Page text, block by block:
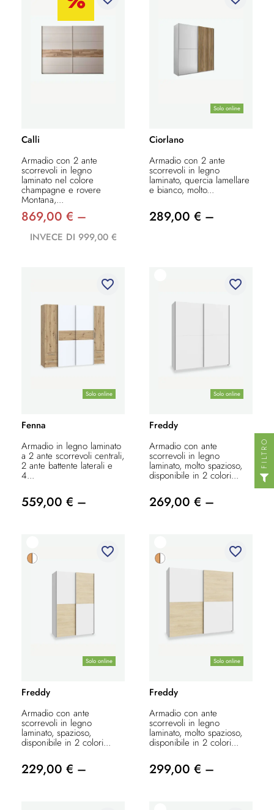
Calli
Armadio con 2 ante
scorrevoli in legno
laminato nel colore
champagne e rovere
Montana,...
869,00 € –
INVECE DI 999,00 €
Solo online
Ciorlano
Armadio con 2 ante
scorrevoli in legno
laminato, quercia lamellare
e bianco, molto...
289,00 € –
Solo online
favorite_border
Fenna
Armadio in legno laminato
a 2 ante scorrevoli centrali,
2 ante battente laterali e
4...
559,00 € –
Solo online
favorite_border
Freddy
Armadio con ante
scorrevoli in legno
laminato, molto spazioso,
disponibile in 2 colori...
269,00 € –
Solo online
favorite_border
Freddy
Armadio con ante
scorrevoli in legno
laminato, spazioso,
disponibile in 2 colori...
229,00 € –
Solo online
favorite_border
Freddy
Armadio con ante
scorrevoli in legno
laminato, molto spazioso,
disponibile in 2 colori...
299,00 € –
FILTRO